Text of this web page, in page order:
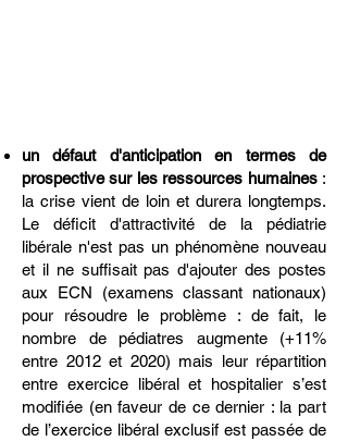
un défaut d'anticipation en termes de
prospective sur les ressources humaines:
la crise vient de loin et durera longtemps.
Le déficit d'attractivité de la pédiatrie
libérale n'est pas un phénomène nouveau
et il ne suffisait pas d'ajouter des postes
aux ECN (examens classant nationaux)
pour résoudre le problème : de fait, le
nombre de pédiatres augmente (+11%
entre 2012 et 2020) mais leur répartition
entre exercice libéral et hospitalier s’est
modifiée (en faveur de ce dernier : la part
de l’exercice libéral exclusif est passée de